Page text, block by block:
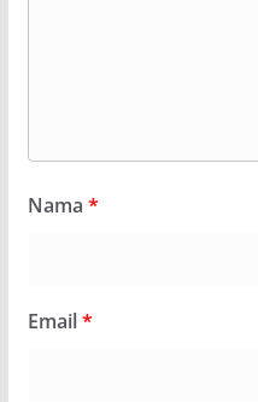
Nama *
Email*